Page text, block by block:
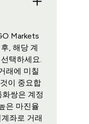
Markets
, 해당 계
택하세요.
래에 미칠
이 중요합
쌍은 계정
은 마진율
좌로 거래